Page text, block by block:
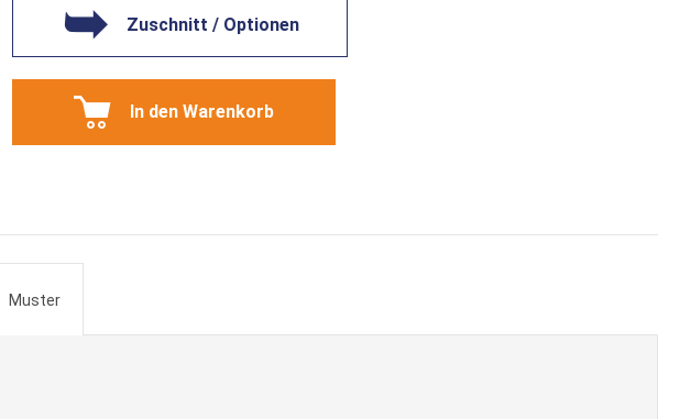
Zuschnitt / Optionen
In den Warenkorb
Muster